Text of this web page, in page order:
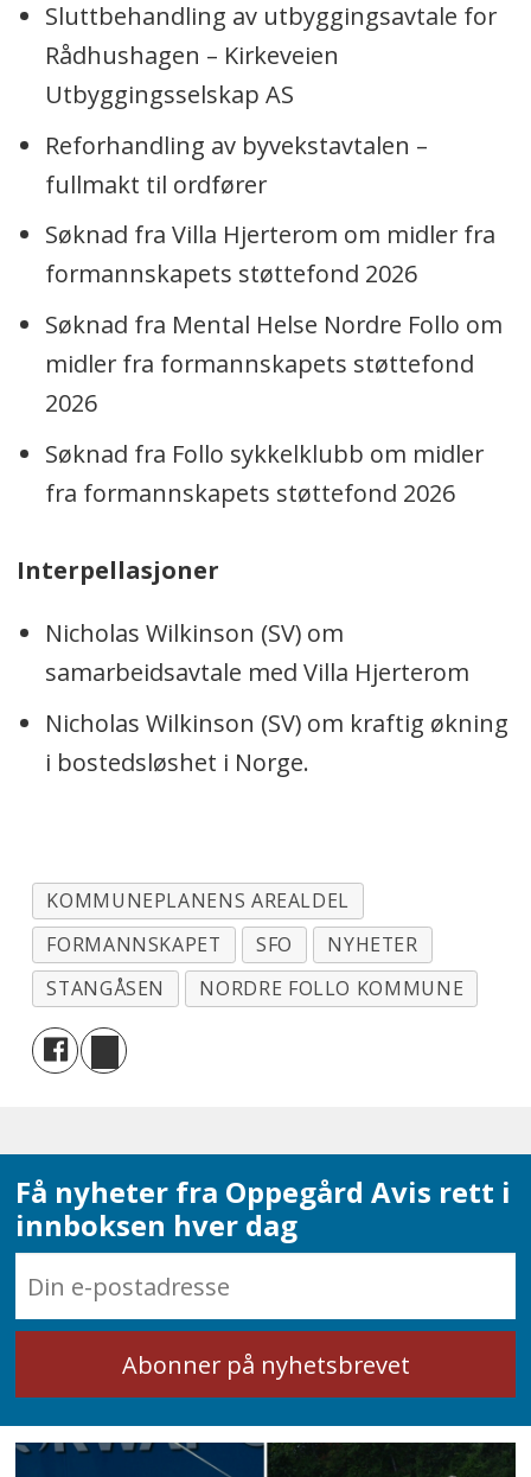
Sluttbehandling av utbyggingsavtale for
Rådhushagen – Kirkeveien
Utbyggingsselskap AS
Reforhandling av byvekstavtalen –
fullmakt til ordfører
Søknad fra Villa Hjerterom om midler fra
formannskapets støttefond 2026
Søknad fra Mental Helse Nordre Follo om
midler fra formannskapets støttefond
2026
Søknad fra Follo sykkelklubb om midler
fra formannskapets støttefond 2026
Interpellasjoner
Nicholas Wilkinson (SV) om
samarbeidsavtale med Villa Hjerterom
Nicholas Wilkinson (SV) om kraftig økning
i bostedsløshet i Norge.
KOMMUNEPLANENS AREALDEL
FORMANNSKAPET
SFO
NYHETER
STANGÅSEN
NORDRE FOLLO KOMMUNE
Få nyheter fra Oppegård Avis rett i
innboksen hver dag